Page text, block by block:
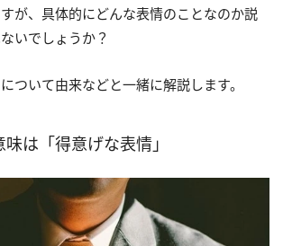
が、具体的にどんな表情のことなのか説
いでしょうか？
ついて由来などと一緒に解説します。
味は 「得意げな表情」